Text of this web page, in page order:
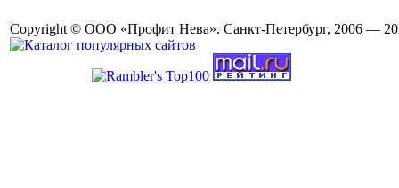
Copyright © ООО «Профит Нева». Санкт-Петербург, 2006 —